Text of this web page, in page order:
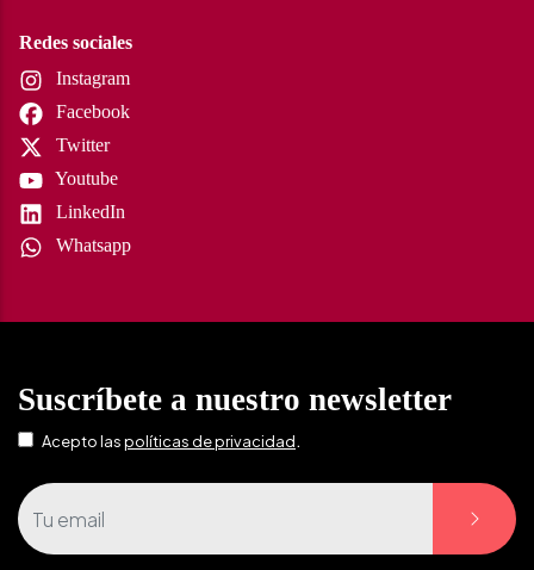
Redes sociales
Instagram
Facebook
Twitter
Youtube
LinkedIn
Whatsapp
Suscríbete a nuestro newsletter
Acepto laspolíticas de privacidad.